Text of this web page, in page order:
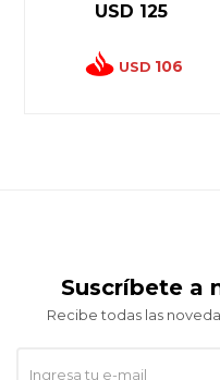
USD 125
USD 106
Suscríbete a
Recibe todas las